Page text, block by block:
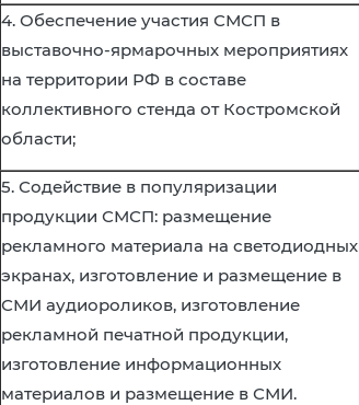
4. Обеспечение участия СМСП в
выставочно-ярмарочных мероприятиях
на территории РФ в составе
коллективного стенда от Костромской
области;
5. Содействие в популяризации
продукции СМСП: размещение
рекламного материала на светодиодных
экранах, изготовление и размещение в
СМИ аудиороликов, изготовление
рекламной печатной продукции,
изготовление информационных
материалов и размещение в СМИ.